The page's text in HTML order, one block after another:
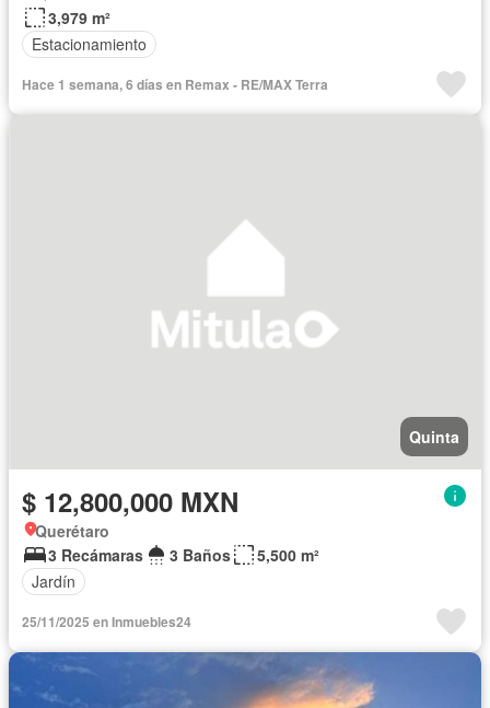
3,979 m²
Estacionamiento
Hace 1 semana, 6 días en Remax - RE/MAX Terra
Quinta
$ 12,800,000 MXN
Querétaro
3 Recámaras
3 Baños
5,500 m²
Jardín
25/11/2025 en Inmuebles24